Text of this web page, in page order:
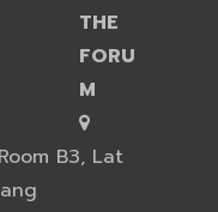
THE
FORU
M
B3, Lat